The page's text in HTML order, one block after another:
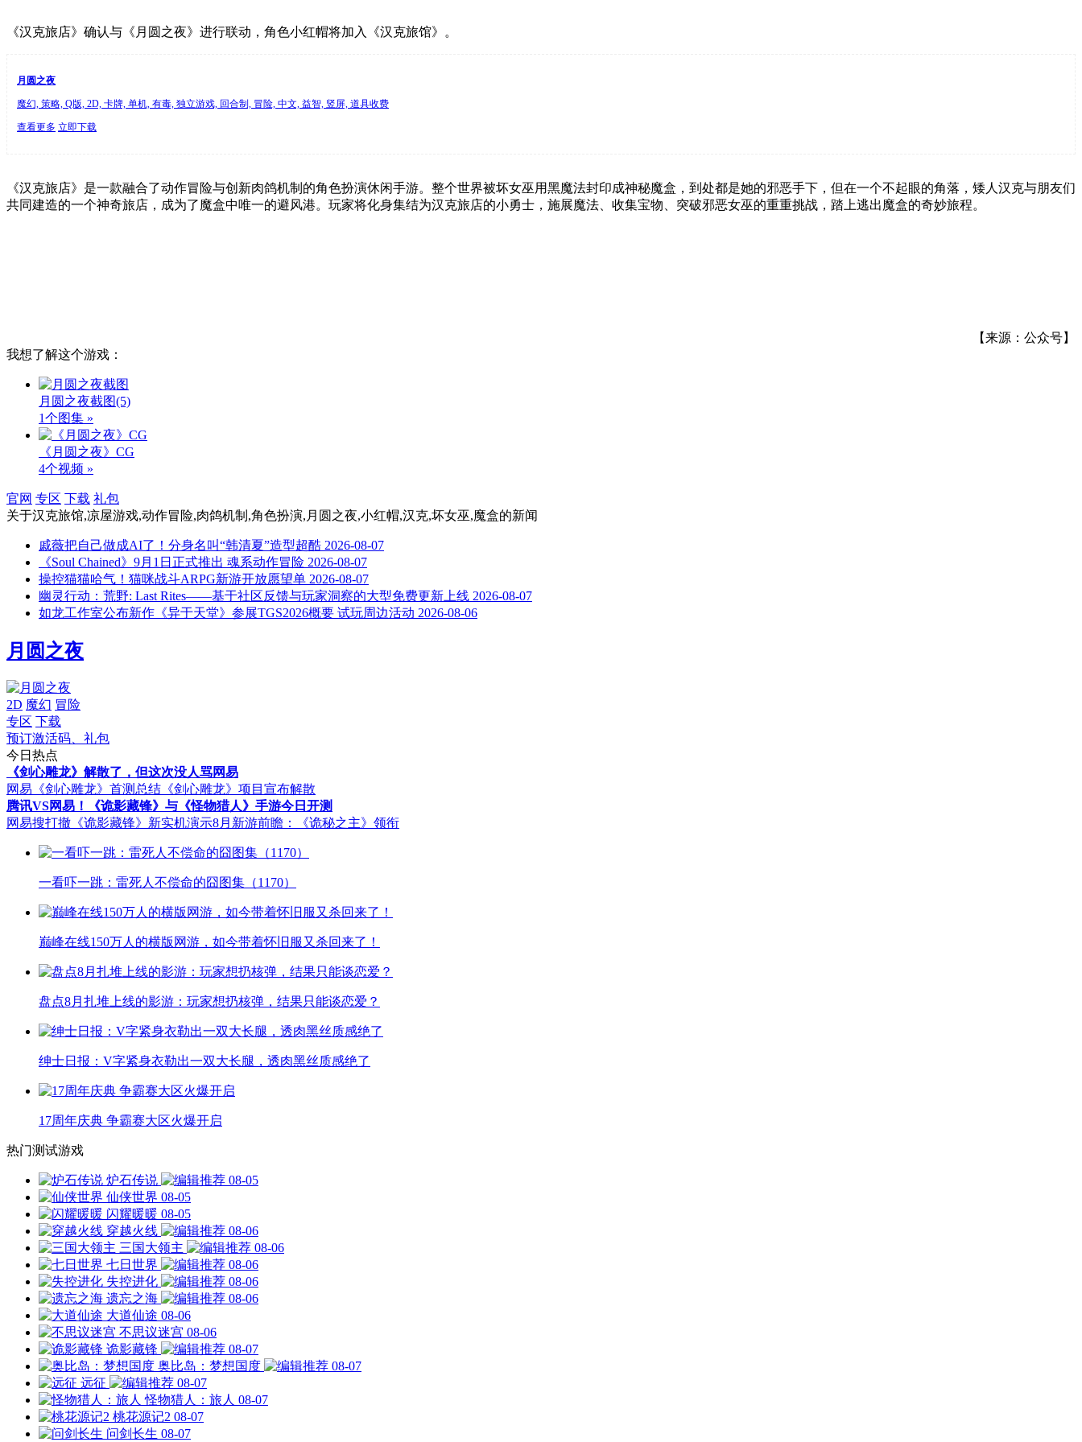
《汉克旅店》确认与《月圆之夜》进行联动，角色小红帽将加入《汉克旅馆》。
月圆之夜
魔幻, 策略, Q版, 2D, 卡牌, 单机, 有毒, 独立游戏, 回合制, 冒险, 中文, 益智, 竖屏, 道具收费
查看更多 立即下载
《汉克旅店》是一款融合了动作冒险与创新肉鸽机制的角色扮演休闲手游。整个世界被坏女巫用黑魔法封印成神秘魔盒，到处都是她的邪恶手下，但在一个不起眼的角落，矮人汉克与朋友们
共同建造的一个神奇旅店，成为了魔盒中唯一的避风港。玩家将化身集结为汉克旅店的小勇士，施展魔法、收集宝物、突破邪恶女巫的重重挑战，踏上逃出魔盒的奇妙旅程。
【来源：公众号】
我想了解这个游戏：
月圆之夜截图(5)
1个图集 »
《月圆之夜》CG
4个视频 »
官网 专区 下载 礼包
关于汉克旅馆,凉屋游戏,动作冒险,肉鸽机制,角色扮演,月圆之夜,小红帽,汉克,坏女巫,魔盒的新闻
戚薇把自己做成AI了！分身名叫“韩清夏”造型超酷 2026-08-07
《Soul Chained》9月1日正式推出 魂系动作冒险 2026-08-07
操控猫猫哈气！猫咪战斗ARPG新游开放愿望单 2026-08-07
幽灵行动：荒野: Last Rites——基于社区反馈与玩家洞察的大型免费更新上线 2026-08-07
如龙工作室公布新作《异于天堂》参展TGS2026概要 试玩周边活动 2026-08-06
月圆之夜
2D 魔幻 冒险
专区 下载
预订激活码、礼包
今日热点
《剑心雕龙》解散了，但这次没人骂网易
网易《剑心雕龙》首测总结 《剑心雕龙》项目宣布解散
腾讯VS网易！《诡影藏锋》与《怪物猎人》手游今日开测
网易搜打撤《诡影藏锋》新实机演示8月新游前瞻：《诡秘之主》领衔
一看吓一跳：雷死人不偿命的囧图集（1170）
巅峰在线150万人的横版网游，如今带着怀旧服又杀回来了！
盘点8月扎堆上线的影游：玩家想扔核弹，结果只能谈恋爱？
绅士日报：V字紧身衣勒出一双大长腿，透肉黑丝质感绝了
17周年庆典 争霸赛大区火爆开启
热门测试游戏
炉石传说
08-05
仙侠世界 08-05
闪耀暖暖 08-05
穿越火线
08-06
三国大领主
08-06
七日世界
08-06
失控进化
08-06
遗忘之海
08-06
大道仙途 08-06
不思议迷宫 08-06
诡影藏锋
08-07
奥比岛：梦想国度
08-07
远征
08-07
怪物猎人：旅人 08-07
桃花源记2 08-07
问剑长生 08-07